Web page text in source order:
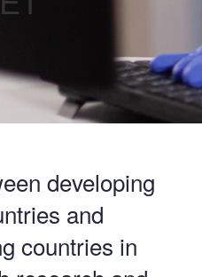
developing
and
countries in